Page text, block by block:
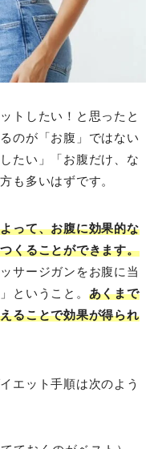
トしたい！と思ったと
のが「お腹」ではない
たい」「お腹だけ、な
も多いはずです。
って、お腹に効果的な
くることができます。
サージガンをお腹に当
ということ。 あくまで
ることで効果が得られ
エット手順は次のよう